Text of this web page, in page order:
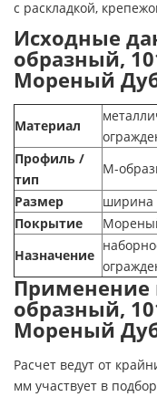
с раскладкой,
Исходные
образный,
Мореный
Материал
Профиль /
тип
М-
Размер
ширина
Покрытие
Назначение
Применение
образный,
Мореный
Расчет ведут от
мм участвует в